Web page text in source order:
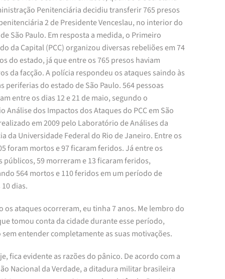
Penitenciária decidiu transferir 765 presos
2 de Presidente Venceslau, no interior do
São Paulo. Em resposta a medida, o Primeiro
da Capital (PCC) organizou diversas rebeliões em 74
do estado, já que entre os 765 presos haviam
da facção. A polícia respondeu os ataques saindo às
periferias do estado de São Paulo. 564 pessoas
entre os dias 12 e 21 de maio, segundo o
Análise dos Impactos dos Ataques do PCC em São
em 2009 pelo Laboratório de Análises da
da Universidade Federal do Rio de Janeiro. Entre os
foram mortos e 97 ficaram feridos. Já entre os
públicos, 59 morreram e 13 ficaram feridos,
564 mortos e 110 feridos em um período de
dias.
os ataques ocorreram, eu tinha 7 anos. Me lembro do
tomou conta da cidade durante esse período,
sem entender completamente as suas motivações.
fica evidente as razões do pânico. De acordo com a
Nacional da Verdade, a ditadura militar brasileira